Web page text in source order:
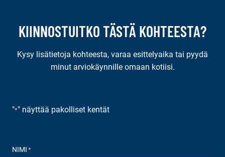
KIINNOSTUITKO TÄSTÄ KOHTEESTA?
Kysy lisätietoja kohteesta, varaa esittelyaika tai pyydä
minut arviokäynnille omaan kotiisi.
"*" näyttää pakolliset kentät
NIMI *